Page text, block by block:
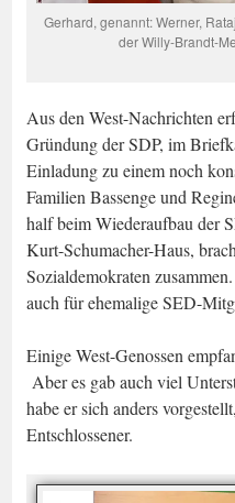
Gerhard, genannt: Werner,
der Willy-Brandt-
Aus den West-Nachrichten
Gründung der SDP, im
Einladung zu einem noch
Familien Bassenge und
half beim Wiederaufbau der
Kurt-Schumacher-Haus,
Sozialdemokraten
auch für ehemalige SED-
Einige West-Genossen
Aber es gab auch viel
habe er sich anders
Entschlossener.